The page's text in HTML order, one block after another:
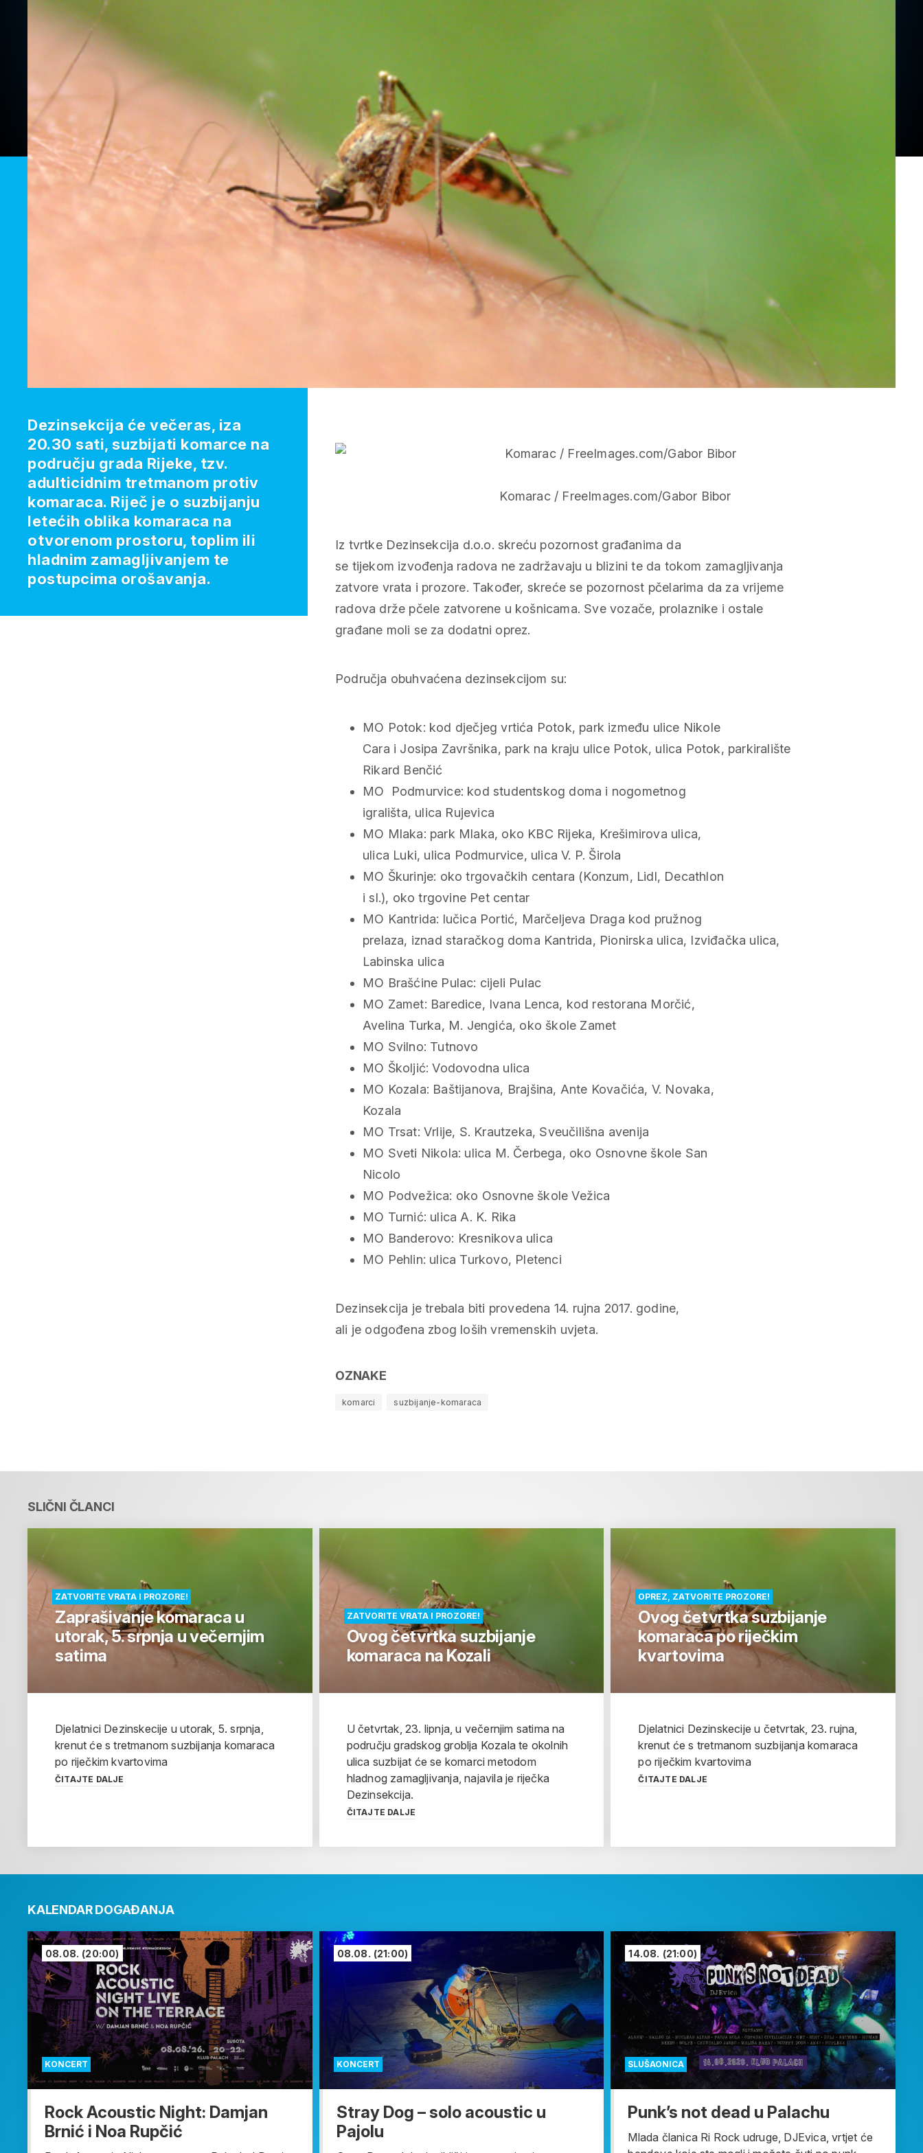
Komarac / FreeImages.com/Gabor Bibor
Iz tvrtke Dezinsekcija d.o.o. skreću pozornost građanima da
se tijekom izvođenja radova ne zadržavaju u blizini te da tokom zamagljivanja
zatvore vrata i prozore. Također, skreće se pozornost pčelarima da za vrijeme
radova drže pčele zatvorene u košnicama. Sve vozače, prolaznike i ostale
građane moli se za dodatni oprez.
Područja obuhvaćena dezinsekcijom su:
MO Potok: kod dječjeg vrtića Potok, park između ulice Nikole
Cara i Josipa Završnika, park na kraju ulice Potok, ulica Potok, parkiralište
Rikard Benčić
MO Podmurvice: kod studentskog doma i nogometnog
igrališta, ulica Rujevica
MO Mlaka: park Mlaka, oko KBC Rijeka, Krešimirova ulica,
ulica Luki, ulica Podmurvice, ulica V. P. Širola
MO Škurinje: oko trgovačkih centara (Konzum, Lidl, Decathlon
i sl.), oko trgovine Pet centar
MO Kantrida: lučica Portić, Marčeljeva Draga kod pružnog
prelaza, iznad staračkog doma Kantrida, Pionirska ulica, Izviđačka ulica,
Labinska ulica
MO Brašćine Pulac: cijeli Pulac
MO Zamet: Baredice, Ivana Lenca, kod restorana Morčić,
Avelina Turka, M. Jengića, oko škole Zamet
MO Svilno: Tutnovo
MO Školjić: Vodovodna ulica
MO Kozala: Baštijanova, Brajšina, Ante Kovačića, V. Novaka,
Kozala
MO Trsat: Vrlije, S. Krautzeka, Sveučilišna avenija
MO Sveti Nikola: ulica M. Čerbega, oko Osnovne škole San
Nicolo
MO Podvežica: oko Osnovne škole Vežica
MO Turnić: ulica A. K. Rika
MO Banderovo: Kresnikova ulica
MO Pehlin: ulica Turkovo, Pletenci
Dezinsekcija je trebala biti provedena 14. rujna 2017. godine,
ali je odgođena zbog loših vremenskih uvjeta.
OZNAKE
komarci suzbijanje-komaraca
Dezinsekcija će večeras, iza
20.30 sati, suzbijati komarce na
području grada Rijeke, tzv.
adulticidnim tretmanom protiv
komaraca. Riječ je o suzbijanju
letećih oblika komaraca na
otvorenom prostoru, toplim ili
hladnim zamagljivanjem te
postupcima orošavanja.
SLIČNI ČLANCI
ZATVORITE VRATA I PROZORE!
Zaprašivanje komaraca u
utorak, 5. srpnja u večernjim
satima
Djelatnici Dezinskecije u utorak, 5. srpnja,
krenut će s tretmanom suzbijanja komaraca
po riječkim kvartovima
ČITAJTE DALJE
ZATVORITE VRATA I PROZORE!
Ovog četvrtka suzbijanje
komaraca na Kozali
U četvrtak, 23. lipnja, u večernjim satima na
području gradskog groblja Kozala te okolnih
ulica suzbijat će se komarci metodom
hladnog zamagljivanja, najavila je riječka
Dezinsekcija.
ČITAJTE DALJE
OPREZ, ZATVORITE PROZORE!
Ovog četvrtka suzbijanje
komaraca po riječkim
kvartovima
Djelatnici Dezinskecije u četvrtak, 23. rujna,
krenut će s tretmanom suzbijanja komaraca
po riječkim kvartovima
ČITAJTE DALJE
KALENDAR DOGAĐANJA
KONCERT
08.08. (20:00)
Rock Acoustic Night: Damjan
Brnić i Noa Rupčić
KONCERT
08.08. (21:00)
Stray Dog – solo acoustic u
Pajolu
SLUŠAONICA
14.08. (21:00)
Punk’s not dead u Palachu
Mlada članica Ri Rock udruge, DJEvica, vrtjet će